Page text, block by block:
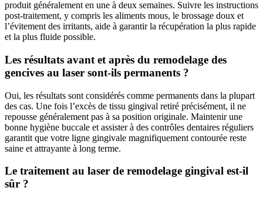
produit généralement en une à deux semaines. Suivre les instructions
post-traitement, y compris les aliments mous, le brossage doux et
l’évitement des irritants, aide à garantir la récupération la plus rapide
et la plus fluide possible.
Les résultats avant et après du remodelage des
gencives au laser sont-ils permanents ?
Oui, les résultats sont considérés comme permanents dans la plupart
des cas. Une fois l’excès de tissu gingival retiré précisément, il ne
repousse généralement pas à sa position originale. Maintenir une
bonne hygiène buccale et assister à des contrôles dentaires réguliers
garantit que votre ligne gingivale magnifiquement contourée reste
saine et attrayante à long terme.
Le traitement au laser de remodelage gingival est-il
sûr ?